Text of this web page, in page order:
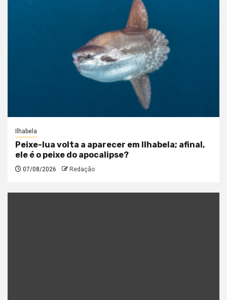
Ilhabela
Peixe-lua volta a aparecer em Ilhabela; afinal,
ele é o peixe do apocalipse?
07/08/2026 Redação